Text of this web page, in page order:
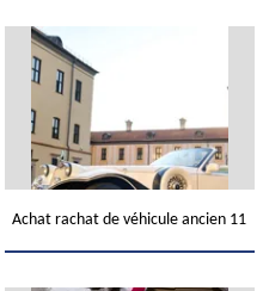
Achat rachat de véhicule ancien 11